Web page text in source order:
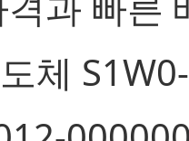
체 S1W0-